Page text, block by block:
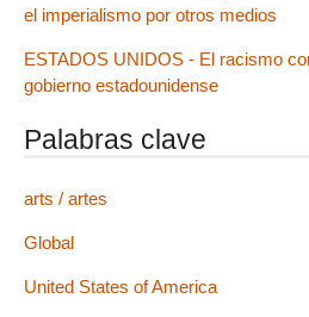
el imperialismo por otros medios
ESTADOS UNIDOS - El racismo
gobierno estadounidense
Palabras clave
arts / artes
Global
United States of America